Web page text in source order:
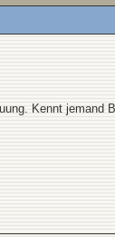
Kennt